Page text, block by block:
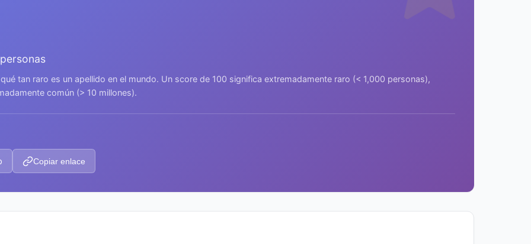
tan raro es un apellido en el mundo. Un score de 100 significa extremadamente raro (< 1,000 personas),
común (> 10 millones).
Copiar enlace